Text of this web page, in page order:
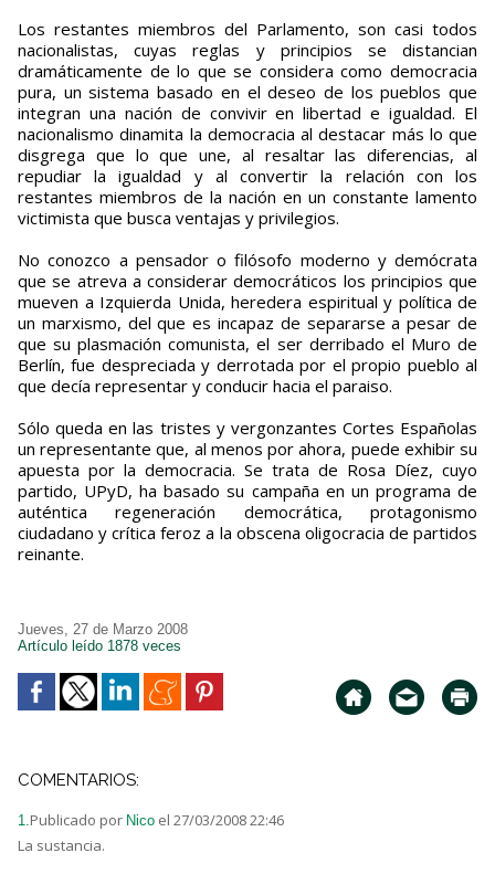
Los restantes miembros del Parlamento, son casi todos
nacionalistas, cuyas reglas y principios se distancian
dramáticamente de lo que se considera como democracia
pura, un sistema basado en el deseo de los pueblos que
integran una nación de convivir en libertad e igualdad. El
nacionalismo dinamita la democracia al destacar más lo que
disgrega que lo que une, al resaltar las diferencias, al
repudiar la igualdad y al convertir la relación con los
restantes miembros de la nación en un constante lamento
victimista que busca ventajas y privilegios.
No conozco a pensador o filósofo moderno y demócrata
que se atreva a considerar democráticos los principios que
mueven a Izquierda Unida, heredera espiritual y política de
un marxismo, del que es incapaz de separarse a pesar de
que su plasmación comunista, el ser derribado el Muro de
Berlín, fue despreciada y derrotada por el propio pueblo al
que decía representar y conducir hacia el paraiso.
Sólo queda en las tristes y vergonzantes Cortes Españolas
un representante que, al menos por ahora, puede exhibir su
apuesta por la democracia. Se trata de Rosa Díez, cuyo
partido, UPyD, ha basado su campaña en un programa de
auténtica regeneración democrática, protagonismo
ciudadano y crítica feroz a la obscena oligocracia de partidos
reinante.
Jueves, 27 de Marzo 2008
Artículo leído 1878 veces
COMENTARIOS:
1.Publicado por Nico el 27/03/2008 22:46
La sustancia.